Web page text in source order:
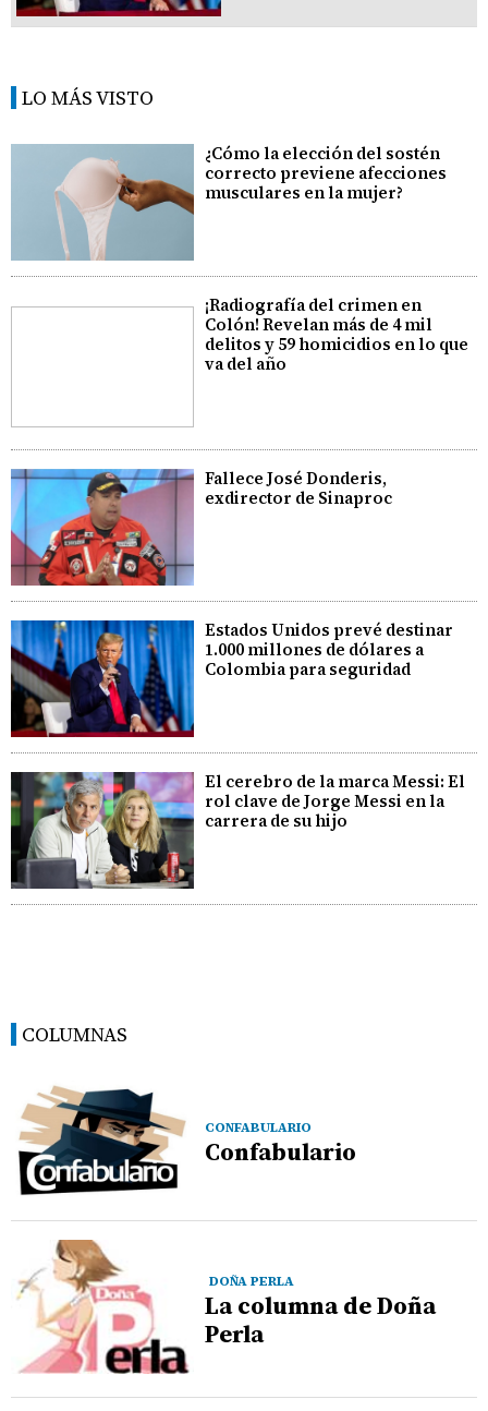
LO MÁS VISTO
¿Cómo la elección del sostén
correcto previene afecciones
musculares en la mujer?
¡Radiografía del crimen en
Colón! Revelan más de 4 mil
delitos y 59 homicidios en lo que
va del año
Fallece José Donderis,
exdirector de Sinaproc
Estados Unidos prevé destinar
1.000 millones de dólares a
Colombia para seguridad
El cerebro de la marca Messi: El
rol clave de Jorge Messi en la
carrera de su hijo
COLUMNAS
CONFABULARIO
Confabulario
DOÑA PERLA
La columna de Doña
Perla